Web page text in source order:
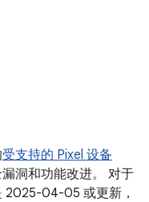
受支持的 Pixel 设备
漏洞和功能改进。 对于
2025-04-05 或更新，